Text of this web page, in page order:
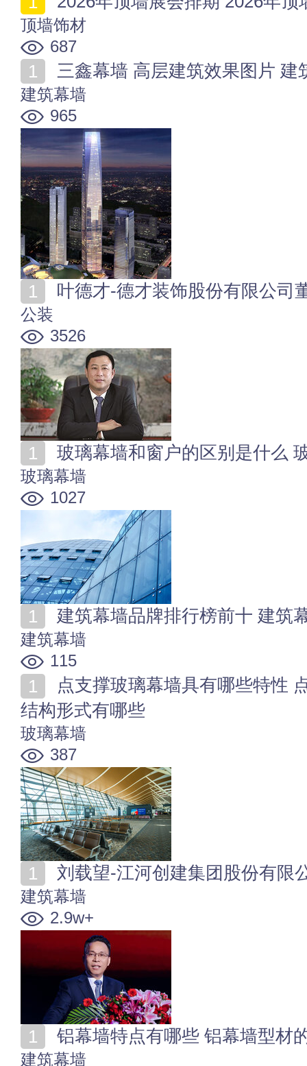
顶墙饰材
687
三鑫幕墙 高层建筑效果图片 建
建筑幕墙
965
叶德才-德才装饰股份有限公司
公装
3526
玻璃幕墙和窗户的区别是什么
玻璃幕墙
1027
建筑幕墙品牌排行榜前十 建筑
建筑幕墙
115
结构形式有哪些
玻璃幕墙
387
刘载望-江河创建集团股份有限
建筑幕墙
2.9w+
铝幕墙特点有哪些 铝幕墙型材
建筑幕墙